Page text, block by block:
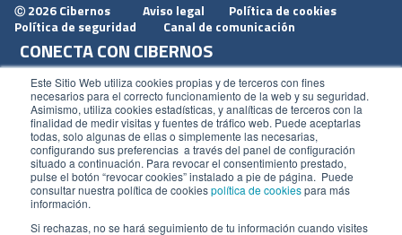
Este Sitio Web utiliza cookies propias y de terceros con fines
necesarios para el correcto funcionamiento de la web y su seguridad.
Asimismo, utiliza cookies estadísticas, y analíticas de terceros con la
finalidad de medir visitas y fuentes de tráfico web. Puede aceptarlas
todas, solo algunas de ellas o simplemente las necesarias,
configurando sus preferencias a través del panel de configuración
situado a continuación. Para revocar el consentimiento prestado,
pulse el botón “revocar cookies” instalado a pie de página. Puede
consultar nuestra política de cookiespolítica de cookiespara más
información.
Si rechazas, no se hará seguimiento de tu información cuando visites
Ⓒ 2026 Cibernos Aviso legal
Política de cookies
Política de seguridad
Canal de comunicación
CONECTA CON CIBERNOS
Únete a nosotros
Dónde estamos
Conoce nuestro blog
ACCESOS